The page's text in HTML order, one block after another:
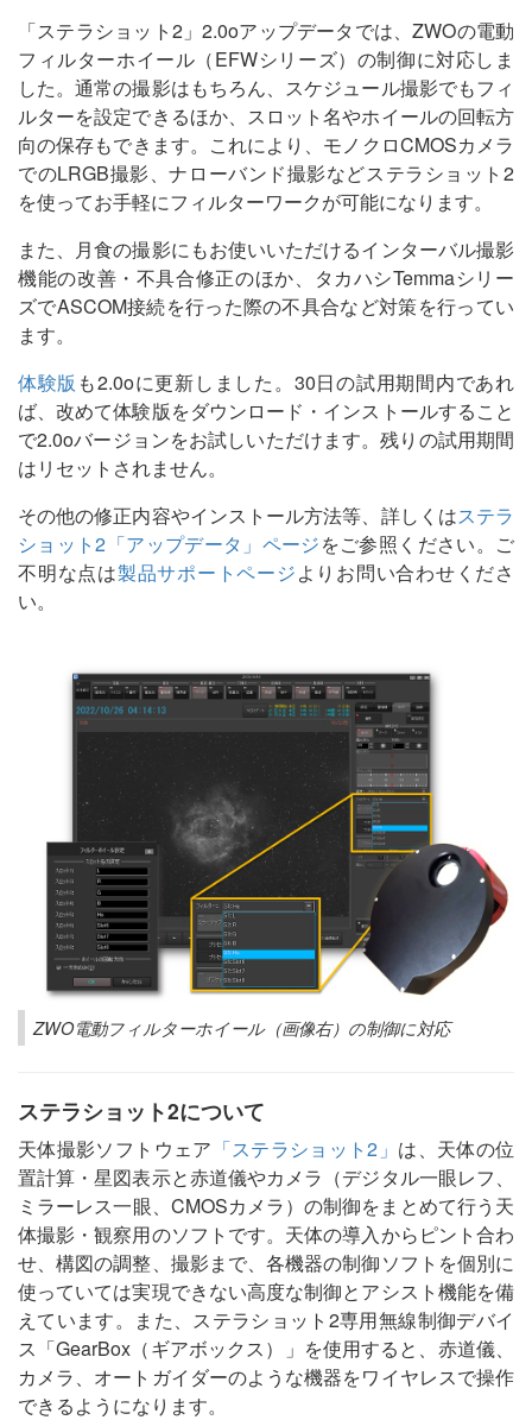
「ステラショット2」2.0oアップデータでは、ZWOの電動
フィルターホイール（EFWシリーズ）の制御に対応しま
した。通常の撮影はもちろん、スケジュール撮影でもフィ
ルターを設定できるほか、スロット名やホイールの回転方
向の保存もできます。これにより、モノクロCMOSカメラ
でのLRGB撮影、ナローバンド撮影などステラショット2
を使ってお手軽にフィルターワークが可能になります。
また、月食の撮影にもお使いいただけるインターバル撮影
機能の改善・不具合修正のほか、タカハシTemmaシリー
ズでASCOM接続を行った際の不具合など対策を行ってい
ます。
体験版 も2.0oに更新しました。30日の試用期間内であれ
ば、改めて体験版をダウンロード・インストールすること
で2.0oバージョンをお試しいただけます。残りの試用期間
はリセットされません。
その他の修正内容やインストール方法等、詳しくはステラ
ショット2「アップデータ」ページをご参照ください。ご
不明な点は製品サポートページよりお問い合わせくださ
い。
ZWO電動フィルターホイール（画像右）の制御に対応
ステラショット2について
天体撮影ソフトウェア 「ステラショット2」 は、天体の位
置計算・星図表示と赤道儀やカメラ（デジタル一眼レフ、
ミラーレス一眼、CMOSカメラ）の制御をまとめて行う天
体撮影・観察用のソフトです。天体の導入からピント合わ
せ、構図の調整、撮影まで、各機器の制御ソフトを個別に
使っていては実現できない高度な制御とアシスト機能を備
えています。また、ステラショット2専用無線制御デバイ
ス「GearBox（ギアボックス）」を使用すると、赤道儀、
カメラ、オートガイダーのような機器をワイヤレスで操作
できるようになります。